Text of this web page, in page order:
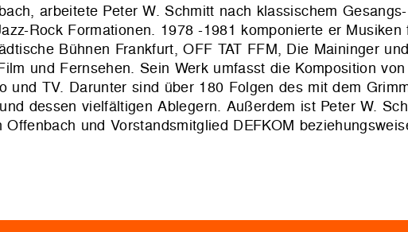
arbeitete Peter W. Schmitt nach klassischem
Rock Formationen. 1978 -1981 komponierte er Musiken
Bühnen Frankfurt, OFF TAT FFM, Die Maininger
und Fernsehen. Sein Werk umfasst die Komposition
und TV. Darunter sind über 180 Folgen des mit dem
dessen vielfältigen Ablegern. Außerdem ist Peter W.
und Vorstandsmitglied DEFKOM